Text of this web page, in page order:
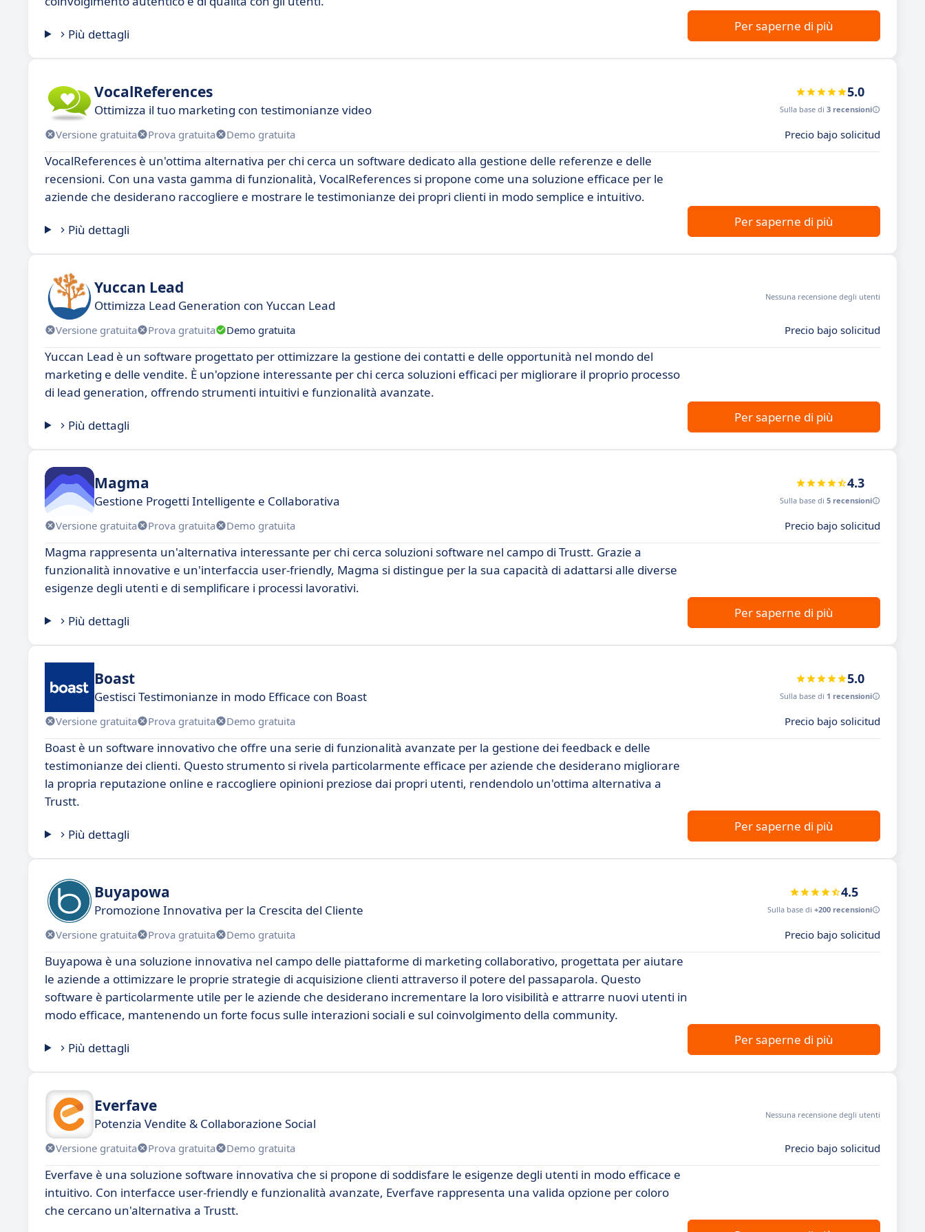
Più dettagli
Per saperne di più
VocalReferences
Ottimizza il tuo marketing con testimonianze video
5.0
Sulla base di 3 recensioni
Versione gratuita Prova gratuita Demo gratuita Precio bajo solicitud
VocalReferences è un'ottima alternativa per chi cerca un software dedicato alla gestione delle referenze e delle
recensioni. Con una vasta gamma di funzionalità, VocalReferences si propone come una soluzione efficace per le
aziende che desiderano raccogliere e mostrare le testimonianze dei propri clienti in modo semplice e intuitivo.
Più dettagli
Per saperne di più
Yuccan Lead
Ottimizza Lead Generation con Yuccan Lead
Nessuna recensione degli utenti
Versione gratuita Prova gratuita Demo gratuita Precio bajo solicitud
Yuccan Lead è un software progettato per ottimizzare la gestione dei contatti e delle opportunità nel mondo del
marketing e delle vendite. È un'opzione interessante per chi cerca soluzioni efficaci per migliorare il proprio processo
di lead generation, offrendo strumenti intuitivi e funzionalità avanzate.
Più dettagli
Per saperne di più
Magma
Gestione Progetti Intelligente e Collaborativa
4.3
Sulla base di 5 recensioni
Versione gratuita Prova gratuita Demo gratuita Precio bajo solicitud
Magma rappresenta un'alternativa interessante per chi cerca soluzioni software nel campo di Trustt. Grazie a
funzionalità innovative e un'interfaccia user-friendly, Magma si distingue per la sua capacità di adattarsi alle diverse
esigenze degli utenti e di semplificare i processi lavorativi.
Più dettagli
Per saperne di più
Boast
Gestisci Testimonianze in modo Efficace con Boast
5.0
Sulla base di 1 recensioni
Versione gratuita Prova gratuita Demo gratuita Precio bajo solicitud
Boast è un software innovativo che offre una serie di funzionalità avanzate per la gestione dei feedback e delle
testimonianze dei clienti. Questo strumento si rivela particolarmente efficace per aziende che desiderano migliorare
la propria reputazione online e raccogliere opinioni preziose dai propri utenti, rendendolo un'ottima alternativa a
Trustt.
Più dettagli
Per saperne di più
Buyapowa
Promozione Innovativa per la Crescita del Cliente
4.5
Sulla base di +200 recensioni
Versione gratuita Prova gratuita Demo gratuita Precio bajo solicitud
Buyapowa è una soluzione innovativa nel campo delle piattaforme di marketing collaborativo, progettata per aiutare
le aziende a ottimizzare le proprie strategie di acquisizione clienti attraverso il potere del passaparola. Questo
software è particolarmente utile per le aziende che desiderano incrementare la loro visibilità e attrarre nuovi utenti in
modo efficace, mantenendo un forte focus sulle interazioni sociali e sul coinvolgimento della community.
Più dettagli
Per saperne di più
Everfave
Potenzia Vendite & Collaborazione Social
Nessuna recensione degli utenti
Versione gratuita Prova gratuita Demo gratuita Precio bajo solicitud
Everfave è una soluzione software innovativa che si propone di soddisfare le esigenze degli utenti in modo efficace e
intuitivo. Con interfacce user-friendly e funzionalità avanzate, Everfave rappresenta una valida opzione per coloro
che cercano un'alternativa a Trustt.